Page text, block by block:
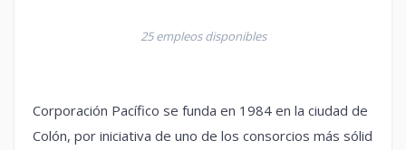
25 empleos disponibles
Corporación Pacífico se funda en 1984 en la ciudad de
Colón, por iniciativa de uno de los consorcios más sólid